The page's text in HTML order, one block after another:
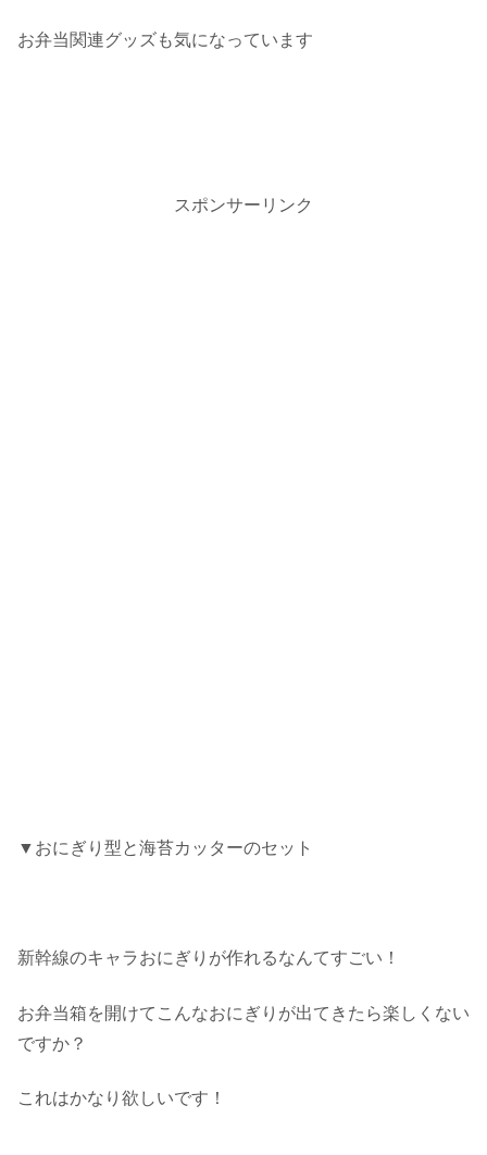
お弁当関連グッズも気になっています
スポンサーリンク
▼おにぎり型と海苔カッターのセット
新幹線のキャラおにぎりが作れるなんてすごい！
お弁当箱を開けてこんなおにぎりが出てきたら楽しくない
ですか？
これはかなり欲しいです！